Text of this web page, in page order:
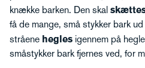
knække barken. Den skal
få de mange, små stykker bark
stråene hegles igennem på
småstykker bark fjernes ved, for